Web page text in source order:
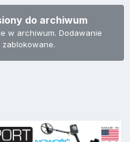
do archiwum
w archiwum. Dodawanie